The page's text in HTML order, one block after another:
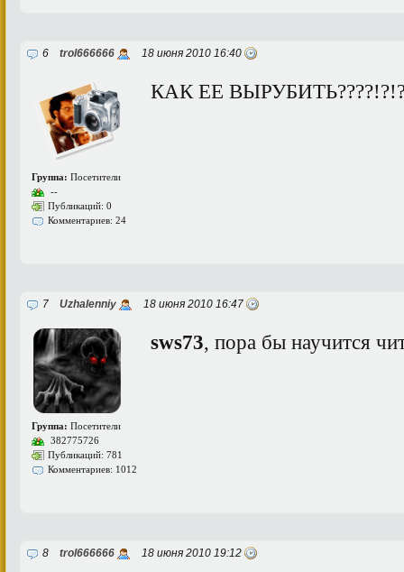
6 trol666666 18 июня 2010 16:40
Группа: Посетители
--
Публикаций: 0
Комментариев: 24
КАК ЕЕ
7 Uzhalenniy 18 июня 2010 16:47
Группа: Посетители
382775726
Публикаций: 781
Комментариев: 1012
sws73, пора бы научится
8 trol666666 18 июня 2010 19:12